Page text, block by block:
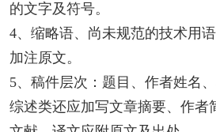
的文字及符号。
4、缩略语、尚未规范的技术用
加注原文。
5、稿件层次：题目、作者姓名
综述类还应加写文章摘要、作者